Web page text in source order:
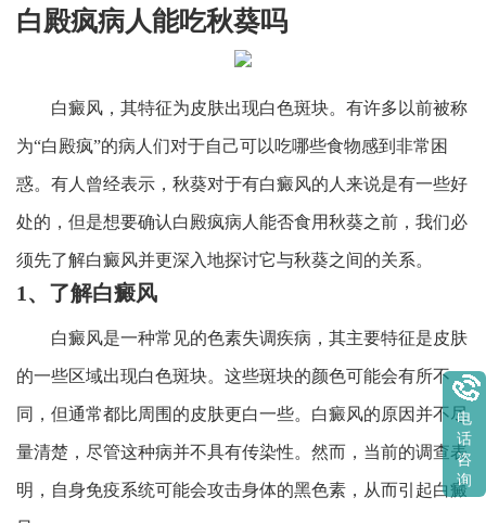
白殿疯病人能吃秋葵吗
白癜风，其特征为皮肤出现白色斑块。有许多以前被称
为“白殿疯”的病人们对于自己可以吃哪些食物感到非常困
惑。有人曾经表示，秋葵对于有白癜风的人来说是有一些好
处的，但是想要确认白殿疯病人能否食用秋葵之前，我们必
须先了解白癜风并更深入地探讨它与秋葵之间的关系。
1、了解白癜风
白癜风是一种常见的色素失调疾病，其主要特征是皮肤
的一些区域出现白色斑块。这些斑块的颜色可能会有所不
同，但通常都比周围的皮肤更白一些。白癜风的原因并不尽
量清楚，尽管这种病并不具有传染性。然而，当前的调查表
明，自身免疫系统可能会攻击身体的黑色素，从而引起白癜
电
话
咨
询